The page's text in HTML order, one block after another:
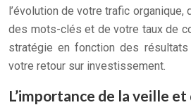
l’évolution de votre trafic
des mots-clés et de votre taux de
stratégie en fonction des
votre retour sur investissement.
L’importance de la veille